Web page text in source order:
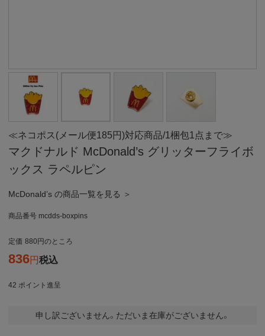
≪ネコポス(メール便185円)対応商品/1梱包1点まで≫
マクドナルド McDonald’s グリッターフライボ
ックス ラペルピン
McDonald’s の商品一覧を見る ＞
商品番号 mcdds-boxpins
定価 880 のところ
836 税込
42 ポイント進呈
申し訳ございません。ただいま在庫がございません。